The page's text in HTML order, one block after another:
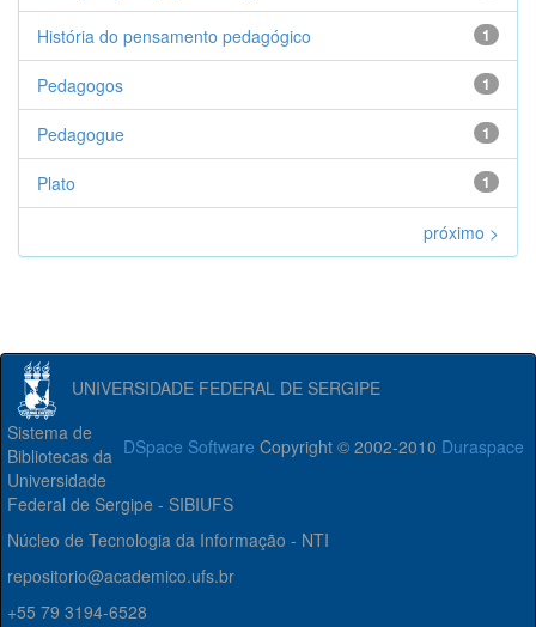
1
História do pensamento pedagógico
1
Pedagogos
1
Pedagogue
1
Plato
próximo >
UNIVERSIDADE FEDERAL DE SERGIPE
DSpace Software Copyright © 2002-2010 Duraspace
Sistema de
Bibliotecas da
Universidade
Federal de Sergipe - SIBIUFS
Núcleo de Tecnologia da Informação - NTI
repositorio@academico.ufs.br
+55 79 3194-6528